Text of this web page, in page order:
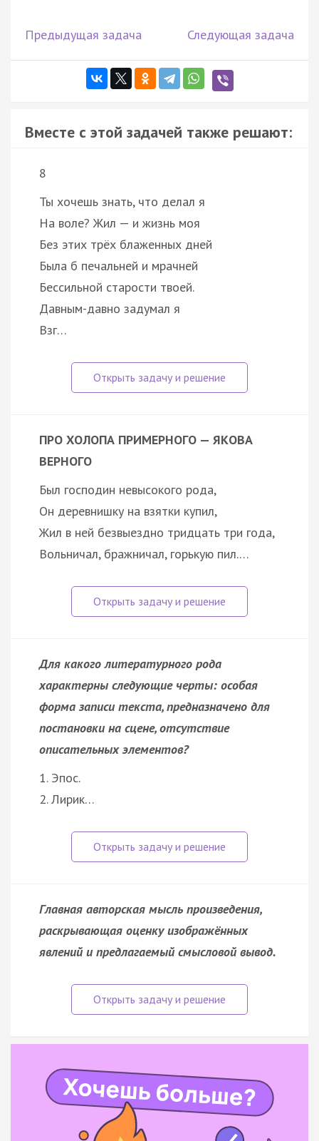
Предыдущая задача Следующая задача
Вместе с этой задачей также решают:
8
Ты хочешь знать, что делал я
На воле? Жил — и жизнь моя
Без этих трёх блаженных дней
Была б печальней и мрачней
Бессильной старости твоей.
Давным-давно задумал я
Взг…
ПРО ХОЛОПА ПРИМЕРНОГО — ЯКОВА
ВЕРНОГО
Был господин невысокого рода,
Он деревнишку на взятки купил,
Жил в ней безвыездно тридцать три года,
Вольничал, бражничал, горькую пил.…
Для какого литературного рода
характерны следующие черты: особая
форма записи текста, предназначено для
постановки на сцене, отсутствие
описательных элементов?
1. Эпос.
2. Лирик…
Главная авторская мысль произведения,
раскрывающая оценку изображённых
явлений и предлагаемый смысловой вывод.